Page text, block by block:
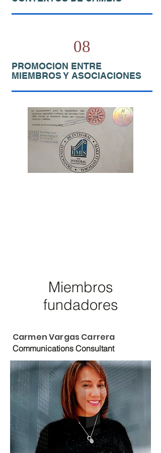
08
PROMOCION ENTRE
MIEMBROS Y ASOCIACIONES
Miembros
fundadores
Carmen Vargas Carrera
Communications Consultant